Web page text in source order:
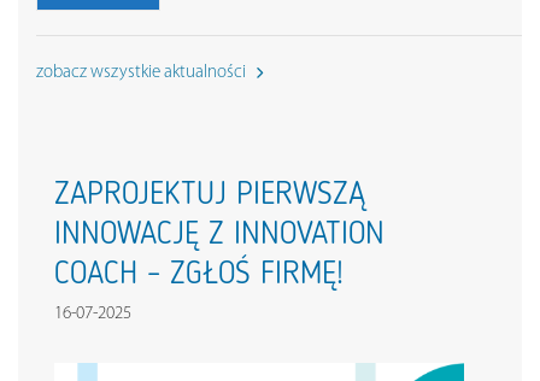
zobacz wszystkie aktualności
ZAPROJEKTUJ PIERWSZĄ
INNOWACJĘ Z INNOVATION
COACH – ZGŁOŚ FIRMĘ!
16-07-2025